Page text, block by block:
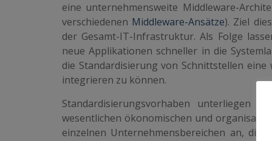
eine unternehmensweite Middleware-
verschiedenen Middleware-Ansätze). Ziel
der Gesamt-IT-Infrastruktur. Als Folge
neue Applikationen schneller in die
die Standardisierung von Schnittstellen
integrieren zu können.
Standardisierungsvorhaben unterliegen
wesentlichen ökonomischen und
einzelnen Unternehmensbereichen an,